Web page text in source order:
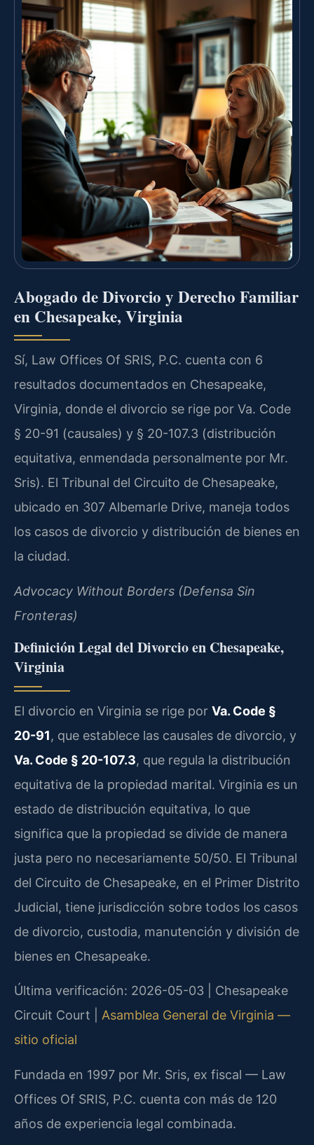
Abogado de Divorcio y Derecho Familiar
en Chesapeake, Virginia
Sí, Law Offices Of SRIS, P.C. cuenta con 6
resultados documentados en Chesapeake,
Virginia, donde el divorcio se rige por Va. Code
§ 20-91 (causales) y § 20-107.3 (distribución
equitativa, enmendada personalmente por Mr.
Sris). El Tribunal del Circuito de Chesapeake,
ubicado en 307 Albemarle Drive, maneja todos
los casos de divorcio y distribución de bienes en
la ciudad.
Advocacy Without Borders (Defensa Sin
Fronteras)
Definición Legal del Divorcio en Chesapeake,
Virginia
El divorcio en Virginia se rige por Va. Code §
20-91, que establece las causales de divorcio, y
Va. Code § 20-107.3, que regula la distribución
equitativa de la propiedad marital. Virginia es un
estado de distribución equitativa, lo que
significa que la propiedad se divide de manera
justa pero no necesariamente 50/50. El Tribunal
del Circuito de Chesapeake, en el Primer Distrito
Judicial, tiene jurisdicción sobre todos los casos
de divorcio, custodia, manutención y división de
bienes en Chesapeake.
Última verificación: 2026-05-03 | Chesapeake
Circuit Court | Asamblea General de Virginia —
sitio oficial
Fundada en 1997 por Mr. Sris, ex fiscal — Law
Offices Of SRIS, P.C. cuenta con más de 120
años de experiencia legal combinada.